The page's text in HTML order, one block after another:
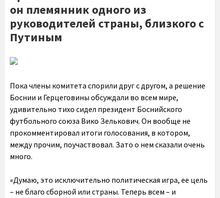
он племянник одного из
руководителей страны, близкого с
Путиным
Пока члены комитета спорили друг с другом, а решение
Боснии и Герцеговины обсуждали во всем мире,
удивительно тихо сидел президент Боснийского
футбольного союза Вико Зелькович. Он вообще не
прокомментировал итоги голосования, в котором,
между прочим, поучаствовал. Зато о нем сказали очень
много.
«Думаю, это исключительно политическая игра, ее цель
– не благо сборной или страны. Теперь всем – и